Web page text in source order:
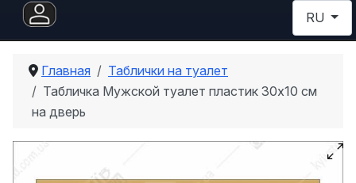
RU
Главная
Таблички на туалет
Табличка Мужской туалет пластик 30х10 см
на дверь